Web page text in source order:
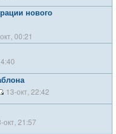
нового
00:21
13-окт, 22:42
окт, 21:57